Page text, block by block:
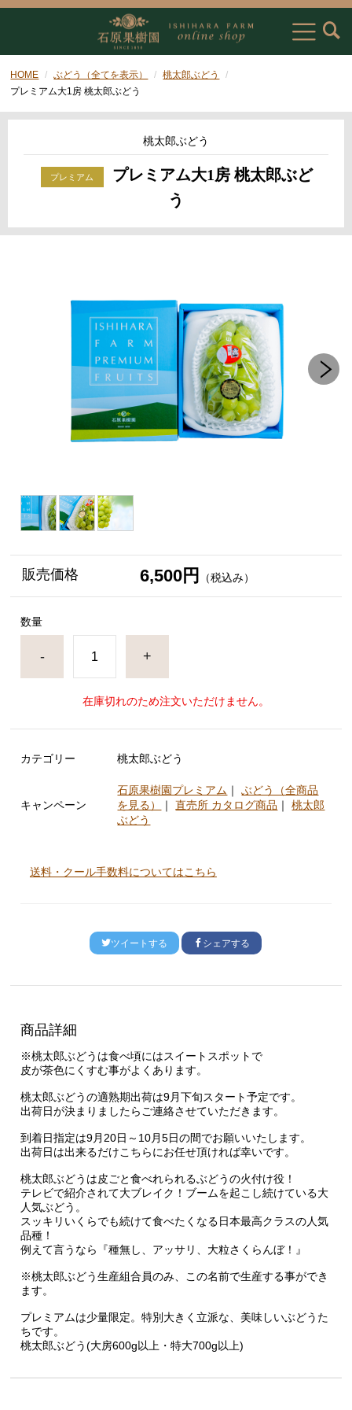
HOME ぶどう（全てを表示）
桃太郎ぶどう
プレミアム大1房 桃太郎ぶどう
桃太郎ぶどう
プレミアム大1房 桃太郎ぶど
う
販売価格 6,500円 （税込み）
数量
- +
在庫切れのため注文いただけません。
カテゴリー 桃太郎ぶどう
キャンペーン
石原果樹園プレミアム ｜ぶどう（全商品
を見る）
｜直売所 カタログ商品 ｜桃太郎
ぶどう
送料・クール手数料についてはこちら
ツイートする シェアする
商品詳細
※桃太郎ぶどうは食べ頃にはスイートスポットで
皮が茶色にくすむ事がよくあります。
桃太郎ぶどうの適熟期出荷は9月下旬スタート予定です。
出荷日が決まりましたらご連絡させていただきます。
到着日指定は9月20日～10月5日の間でお願いいたします。
出荷日は出来るだけこちらにお任せ頂ければ幸いです。
桃太郎ぶどうは皮ごと食べれられるぶどうの火付け役！
テレビで紹介されて大ブレイク！ブームを起こし続けている大
人気ぶどう。
スッキリいくらでも続けて食べたくなる日本最高クラスの人気
品種！
例えて言うなら『種無し、アッサリ、大粒さくらんぼ！』
※桃太郎ぶどう生産組合員のみ、この名前で生産する事ができ
ます。
プレミアムは少量限定。特別大きく立派な、美味しいぶどうた
ちです。
桃太郎ぶどう(大房600g以上・特大700g以上)